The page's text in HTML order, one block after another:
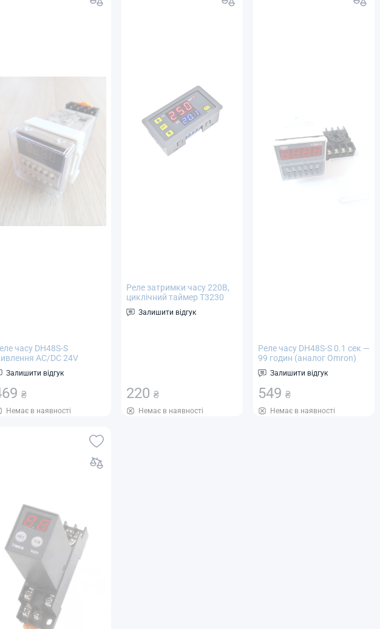
часу DH48S-S
AC/DC 24V
циклічний
0.1 сек-99 годин
Залишити відгук
₴
Немає в наявності
Реле затримки часу 220В,
циклічний таймер T3230
Залишити відгук
220 ₴
Немає в наявності
Реле часу DH48S-S 0.1 сек —
99 годин (аналог Omron)
програмований циклічний
таймер. Живлення AC220V
Залишити відгук
549 ₴
Немає в наявності